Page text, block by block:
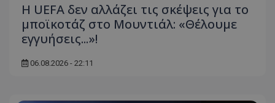
Η UEFA δεν αλλάζει τις σκέψεις για το
μποϊκοτάζ στο Μουντιάλ: «Θέλουμε
εγγυήσεις...»!
06.08.2026 - 22:11